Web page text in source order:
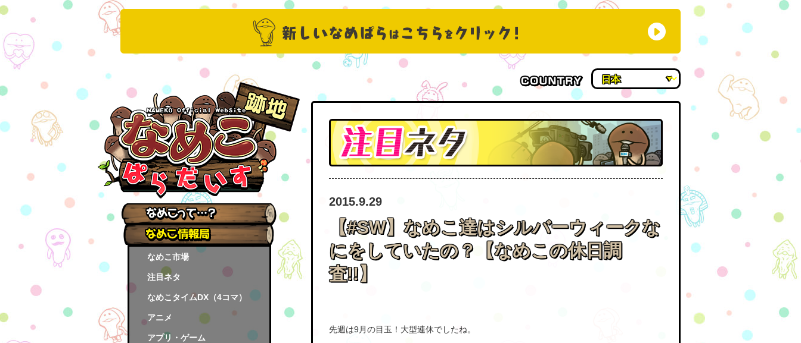
なめこ市場
注目ネタ
なめこタイムDX（4コマ）
アニメ
アプリ・ゲーム
2015.9.29
【#SW】なめこ達はシルバーウィークな
にをしていたの？【なめこの休日調
査!!】
先週は9月の目玉！大型連休でしたね。